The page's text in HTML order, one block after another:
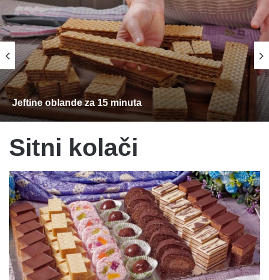
oblande za 15 minuta
Sitni kolači